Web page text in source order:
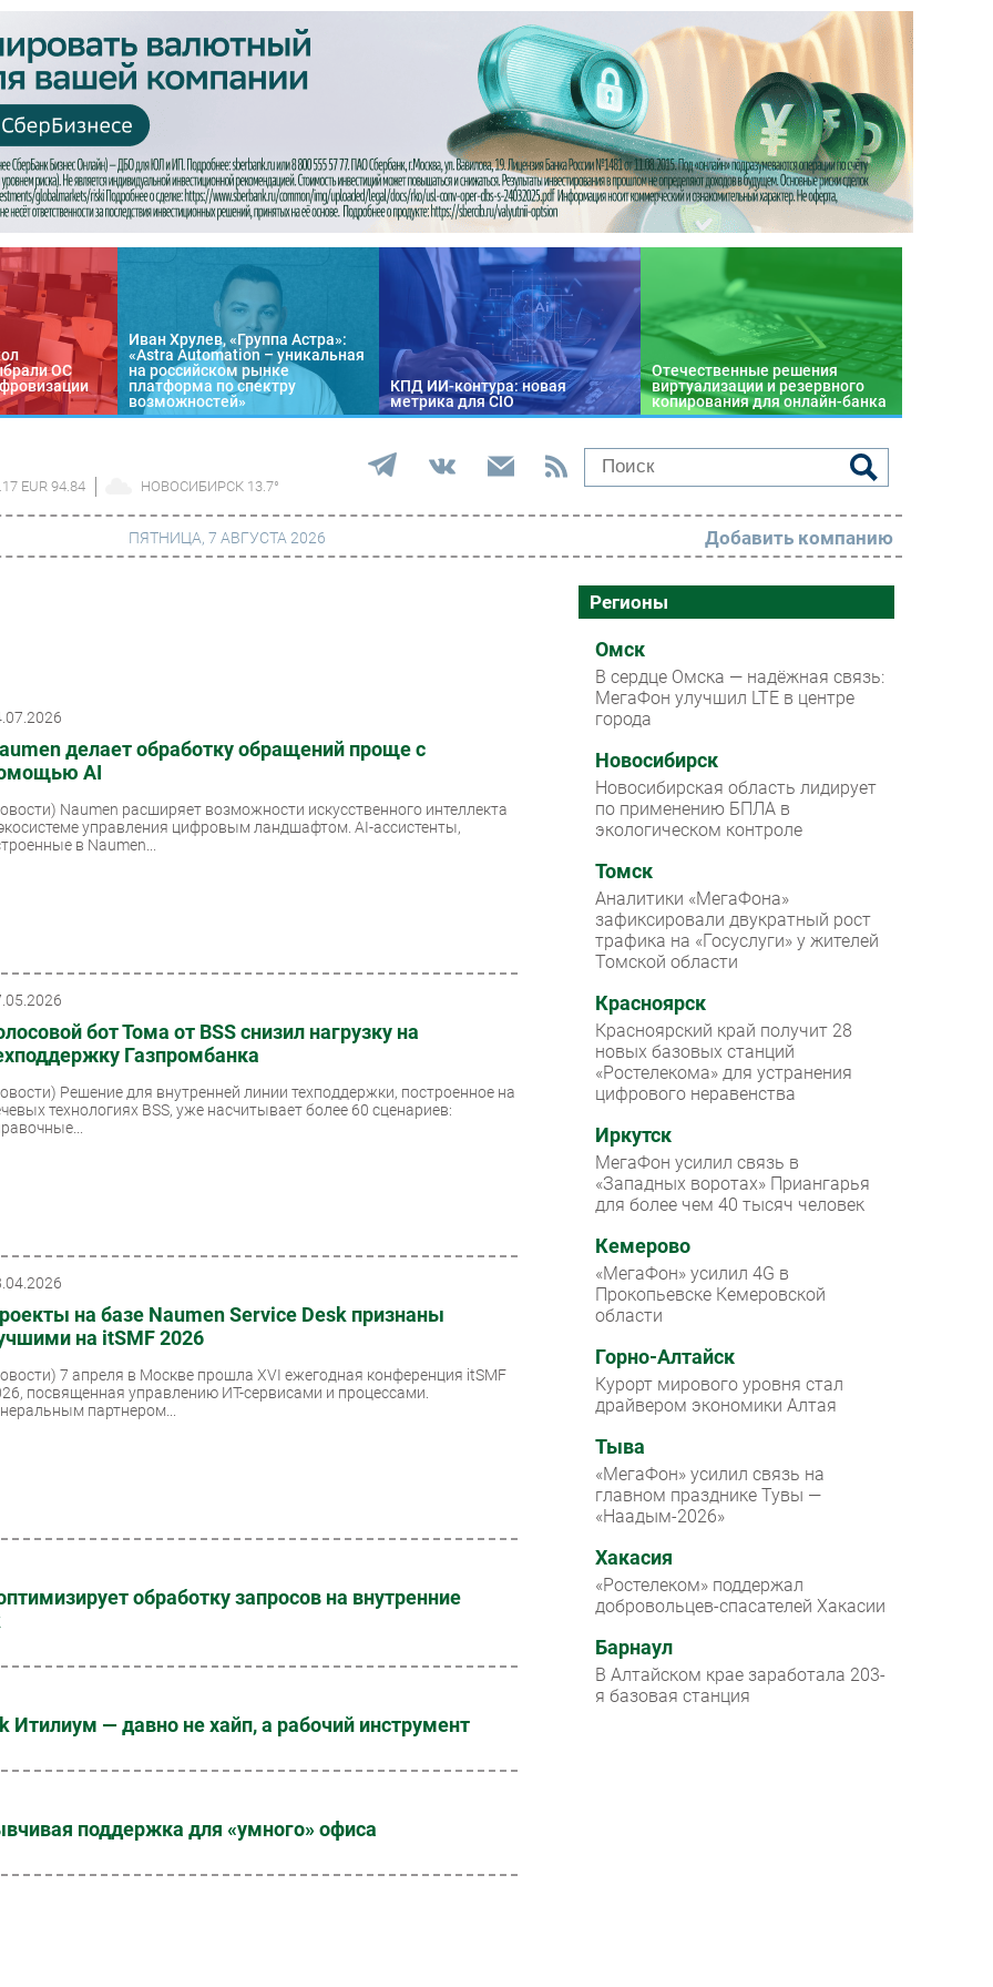
ОС
Иван Хрулев, «Группа Астра»:
«Astra Automation – уникальная
на российском рынке
платформа по спектру
возможностей»
КПД ИИ-контура: новая
метрика для CIO
Отечественные решения
виртуализации и резервного
копирования для онлайн-банка
EUR 94.84 НОВОСИБИРСК 13.7°
Инновации
Гаджеты
РАЗДЕЛЫ
Новости
Аналитика
Интервью
Мероприятия
Проекты
IT класс
Тестовый стенд
Каталог компаний
ПЯТНИЦА, 7 АВГУСТА 2026 Добавить компанию
делает обработку обращений проще с
AI
Naumen расширяет возможности искусственного интеллекта
управления цифровым ландшафтом. AI-ассистенты,
в Naumen...
бот Тома от BSS снизил нагрузку на
Газпромбанка
Решение для внутренней линии техподдержки, построенное на
технологиях BSS, уже насчитывает более 60 сценариев:
на базе Naumen Service Desk признаны
на itSMF 2026
7 апреля в Москве прошла XVI ежегодная конференция itSMF
посвященная управлению ИТ-сервисами и процессами.
партнером...
обработку запросов на внутренние
Итилиум — давно не хайп, а рабочий инструмент
поддержка для «умного» офиса
Регионы
Омск
В сердце Омска — надёжная связь:
МегаФон улучшил LTE в центре
города
Новосибирск
Новосибирская область лидирует
по применению БПЛА в
экологическом контроле
Томск
Аналитики «МегаФона»
зафиксировали двукратный рост
трафика на «Госуслуги» у жителей
Томской области
Красноярск
Красноярский край получит 28
новых базовых станций
«Ростелекома» для устранения
цифрового неравенства
Иркутск
МегаФон усилил связь в
«Западных воротах» Приангарья
для более чем 40 тысяч человек
Кемерово
«МегаФон» усилил 4G в
Прокопьевске Кемеровской
области
Горно-Алтайск
Курорт мирового уровня стал
драйвером экономики Алтая
Тыва
«МегаФон» усилил связь на
главном празднике Тувы —
«Наадым-2026»
Хакасия
«Ростелеком» поддержал
добровольцев-спасателей Хакасии
Барнаул
В Алтайском крае заработала 203-
я базовая станция